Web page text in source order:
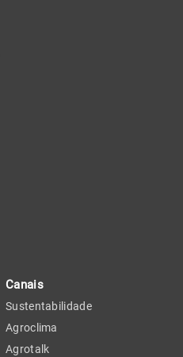
Canais
Sustentabilidade
Agroclima
Agrotalk